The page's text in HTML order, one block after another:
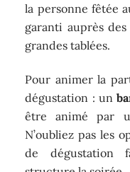
la personne fêtée
garanti auprès
grandes tablées.
Pour animer la
dégustation : un
être animé par
N’oubliez pas les
de dégustation